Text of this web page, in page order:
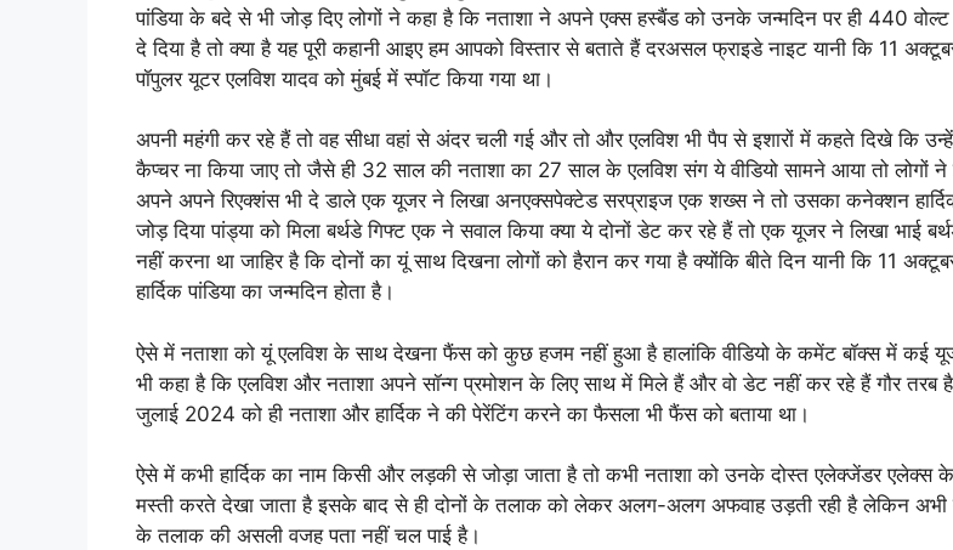
पांडिया के बदे से भी जोड़ दिए लोगों ने कहा है कि नताशा ने अपने एक्स हस्बैंड को उनके जन्मदिन पर ही 440
दे दिया है तो क्या है यह पूरी कहानी आइए हम आपको विस्तार से बताते हैं दरअसल फ्राइडे नाइट यानी कि 11
पॉपुलर यूटर एलविश यादव को मुंबई में स्पॉट किया गया था।
अपनी महंगी कर रहे हैं तो वह सीधा वहां से अंदर चली गई और तो और एलविश भी पैप से इशारों में कहते दिखे कि उन्हें
कैप्चर ना किया जाए तो जैसे ही 32 साल की नताशा का 27 साल के एलविश संग ये वीडियो सामने आया तो लोगों
अपने अपने रिएक्शंस भी दे डाले एक यूजर ने लिखा अनएक्सपेक्टेड सरप्राइज एक शख्स ने तो उसका कनेक्शन
जोड़ दिया पांड्या को मिला बर्थडे गिफ्ट एक ने सवाल किया क्या ये दोनों डेट कर रहे हैं तो एक यूजर ने लिखा भाई
नहीं करना था जाहिर है कि दोनों का यूं साथ दिखना लोगों को हैरान कर गया है क्योंकि बीते दिन यानी कि 11
हार्दिक पांडिया का जन्मदिन होता है।
ऐसे में नताशा को यूं एलविश के साथ देखना फैंस को कुछ हजम नहीं हुआ है हालांकि वीडियो के कमेंट बॉक्स में कई
भी कहा है कि एलविश और नताशा अपने सॉन्ग प्रमोशन के लिए साथ में मिले हैं और वो डेट नहीं कर रहे हैं गौर तरब
जुलाई 2024 को ही नताशा और हार्दिक ने की पेरेंटिंग करने का फैसला भी फैंस को बताया था।
ऐसे में कभी हार्दिक का नाम किसी और लड़की से जोड़ा जाता है तो कभी नताशा को उनके दोस्त एलेक्जेंडर एलेक्स
मस्ती करते देखा जाता है इसके बाद से ही दोनों के तलाक को लेकर अलग-अलग अफवाह उड़ती रही है लेकिन अभी
के तलाक की असली वजह पता नहीं चल पाई है।